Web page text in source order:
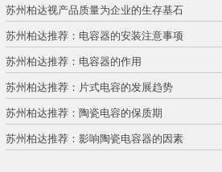
苏州柏达视产品质量为企业的生存基石
苏州柏达推荐：电容器的安装注意事项
苏州柏达推荐：电容器的作用
苏州柏达推荐：片式电容的发展趋势
苏州柏达推荐：陶瓷电容的保质期
苏州柏达推荐：影响陶瓷电容器的因素